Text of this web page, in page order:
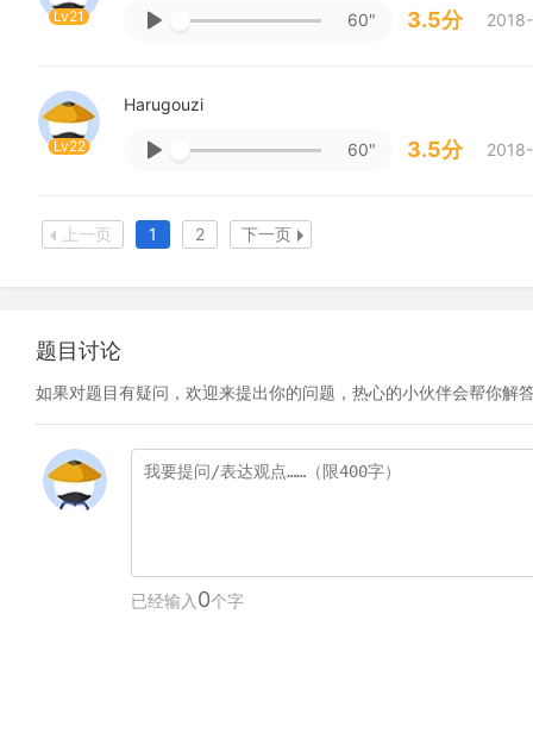
Lv21 60" 3.5分
Lv22
Harugouzi
60" 3.5分
上一页 1 2 下一页
题目讨论
如果对题目有疑问，欢迎来提出你的问题，热心的小伙伴会帮你解
已经输入 0个字